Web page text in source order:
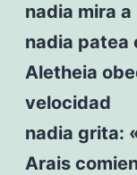
nadia mira a
nadia patea
Aletheia
velocidad
nadia grita:
Arais